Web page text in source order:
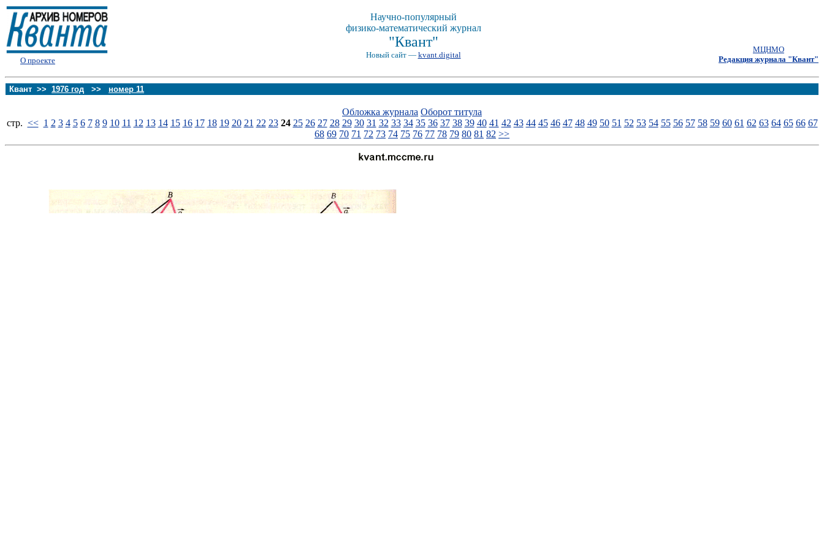
О проекте
Научно-популярный
физико-математический журнал
"Квант"
Новый сайт — kvant.digital
МЦНМО
Редакция журнала "Квант"
Квант >> 1976 год >> номер 11
Обложка журнала Оборот титула
стp. << 1 2 3 4 5 6 7 8 9 10 11 12 13 14 15 16 17 18 19 20 21 22 23 24 25 26 27 28 29 30 31 32 33 34 35 36 37 38 39 40 41 42 43 44 45 46 47 48 49 50 51 52 53 54 55 56 57 58 59 60 61 62 63 64 65 66 67
68 69 70 71 72 73 74 75 76 77 78 79 80 81 82 >>